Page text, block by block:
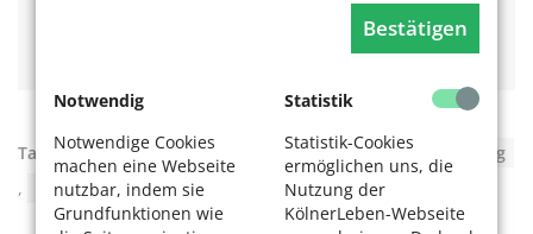
Bestätigen
Notwendig
Notwendige Cookies
machen eine Webseite
nutzbar, indem sie
Grundfunktionen wie
Statistik
Statistik-Cookies
ermöglichen uns, die
Nutzung der
KölnerLeben-Webseite
Tags: Fast Fashion , Klimaschutz , nachhaltige Kleidung
,
PET-Flaschen , Plastik Recycling-PET